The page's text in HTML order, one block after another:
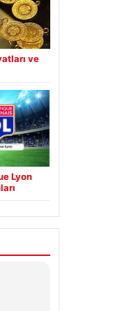
ve
Lyon